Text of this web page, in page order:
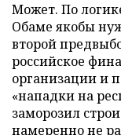
Может. По
Обаме якобы
второй
российское
организации и
«нападки на
заморозил
намеренно не